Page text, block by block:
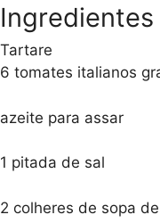
Ingredientes
Tartare
6 tomates italianos
azeite para assar
1 pitada de sal
2 colheres de sopa